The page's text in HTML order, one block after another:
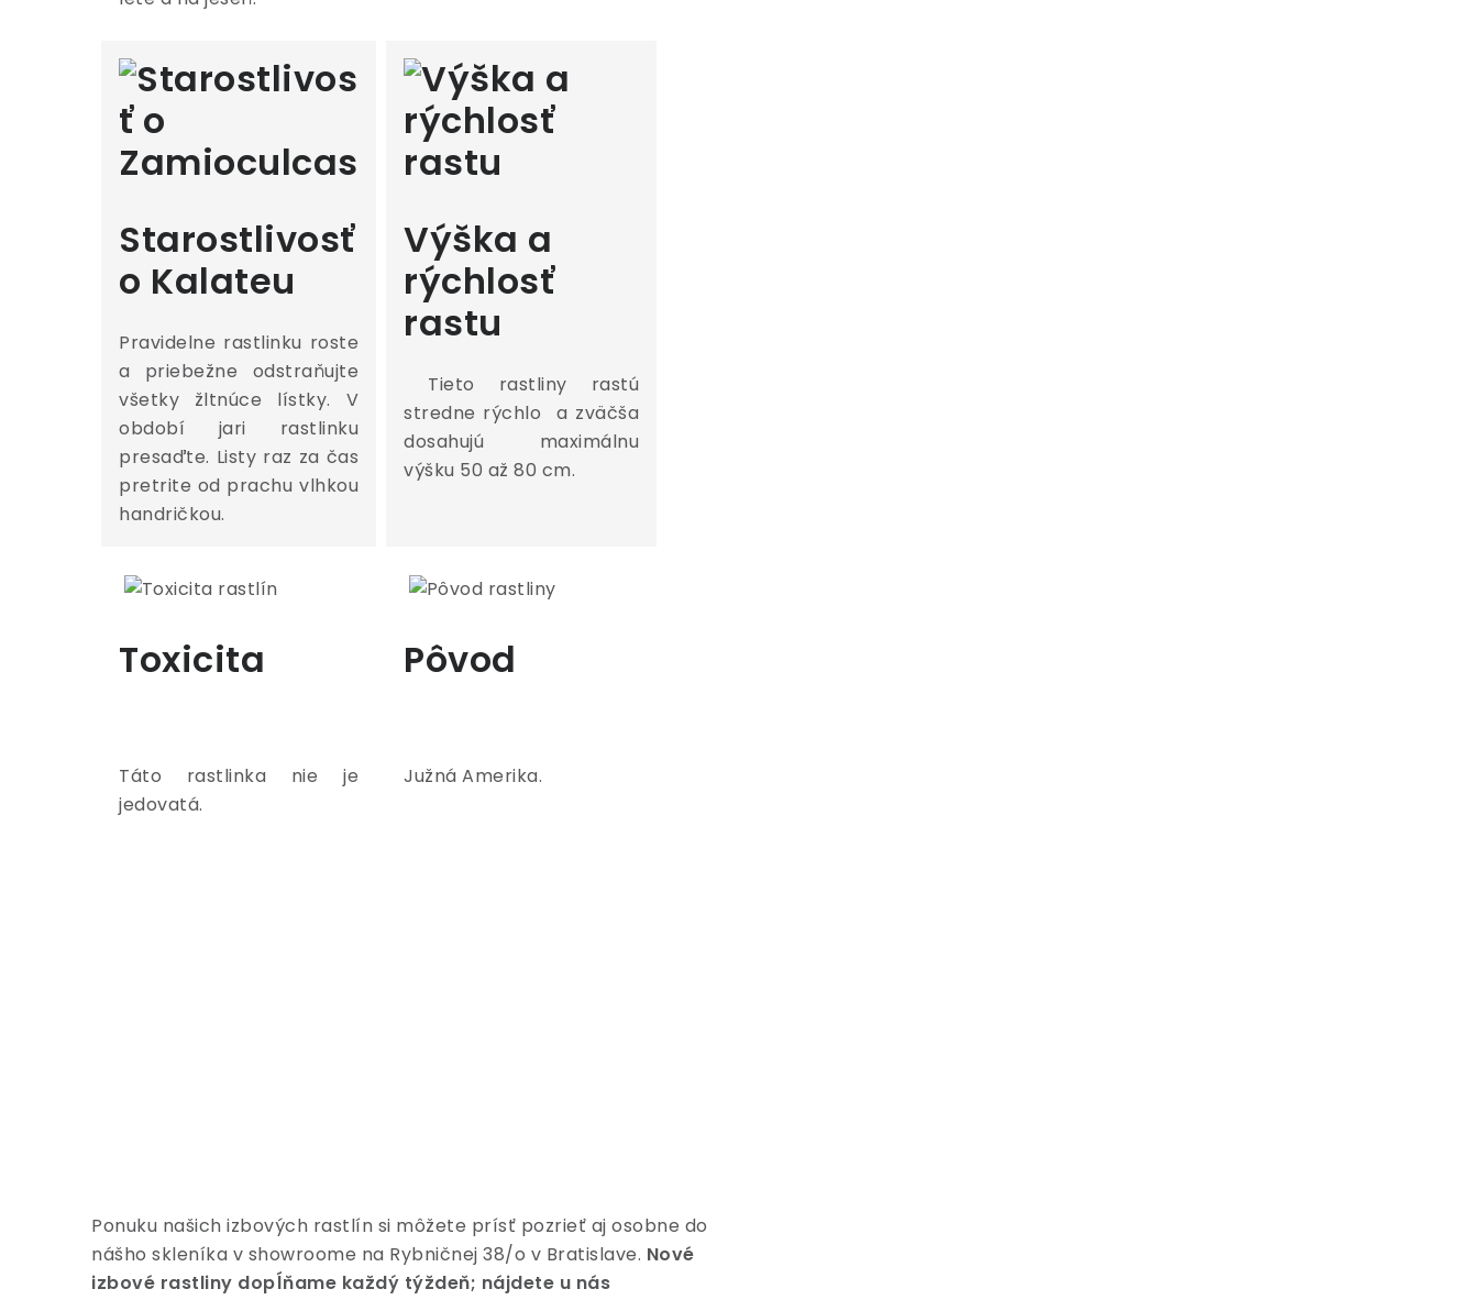
Starostlivosť
o Kalateu
Pravidelne rastlinku roste
a priebežne odstraňujte
všetky žltnúce lístky. V
období jari rastlinku
presaďte. Listy raz za čas
pretrite od prachu vlhkou
handričkou.
Výška a
rýchlosť
rastu
Tieto rastliny rastú
stredne rýchlo a zväčša
dosahujú maximálnu
výšku 50 až 80 cm.
Toxicita
Táto rastlinka nie je
jedovatá.
Pôvod
Južná Amerika.
Ponuku našich izbových rastlín si môžete prísť pozrieť aj osobne do
nášho skleníka v showroome na Rybničnej 38/o v Bratislave. Nové
izbové rastliny dopĺňame každý týždeň; nájdete u nás